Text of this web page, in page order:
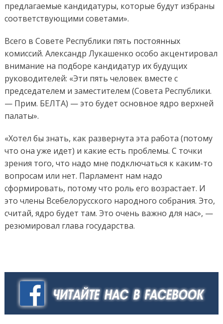
предлагаемые кандидатуры, которые будут избраны
соответствующими советами».
Всего в Совете Республики пять постоянных
комиссий. Александр Лукашенко особо акцентировал
внимание на подборе кандидатур их будущих
руководителей: «Эти пять человек вместе с
председателем и заместителем (Совета Республики.
— Прим. БЕЛТА) — это будет основное ядро верхней
палаты».
«Хотел бы знать, как развернута эта работа (потому
что она уже идет) и какие есть проблемы. С точки
зрения того, что надо мне подключаться к каким-то
вопросам или нет. Парламент нам надо
сформировать, потому что роль его возрастает. И
это члены Всебелорусского народного собрания. Это,
считай, ядро будет там. Это очень важно для нас», —
резюмировал глава государства.